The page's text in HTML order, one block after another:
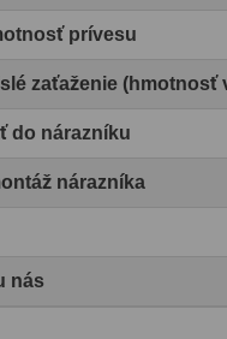
prívesu
zaťaženie (hmotnosť
do nárazníku
nárazníka
nás